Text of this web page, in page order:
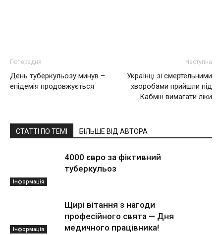
Попередня
День туберкульозу минув –
епідемія продовжується
Наступна
Українці зі смертельними
хворобами прийшли під
Кабмін вимагати ліки
СТАТТІ ПО ТЕМІ БІЛЬШЕ ВІД АВТОРА
Інформація
4000 євро за фіктивний
туберкульоз
Інформація
Щирі вітання з нагоди
професійного свята — Дня
медичного працівника!